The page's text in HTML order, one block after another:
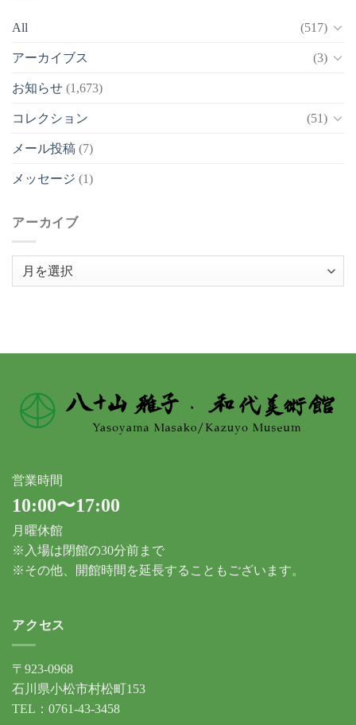
All (517)
アーカイブス (3)
お知らせ (1,673)
コレクション (51)
メール投稿 (7)
メッセージ (1)
アーカイブ
営業時間
10:00〜17:00
月曜休館
※入場は閉館の30分前まで
※その他、開館時間を延長することもございます。
アクセス
〒923-0968
石川県小松市村松町153
TEL：0761-43-3458